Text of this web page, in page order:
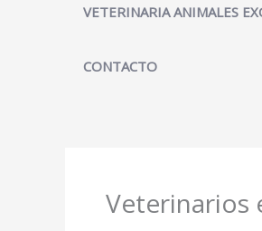
VETERINARIA ANIMALES
CONTACTO
Veterinarios